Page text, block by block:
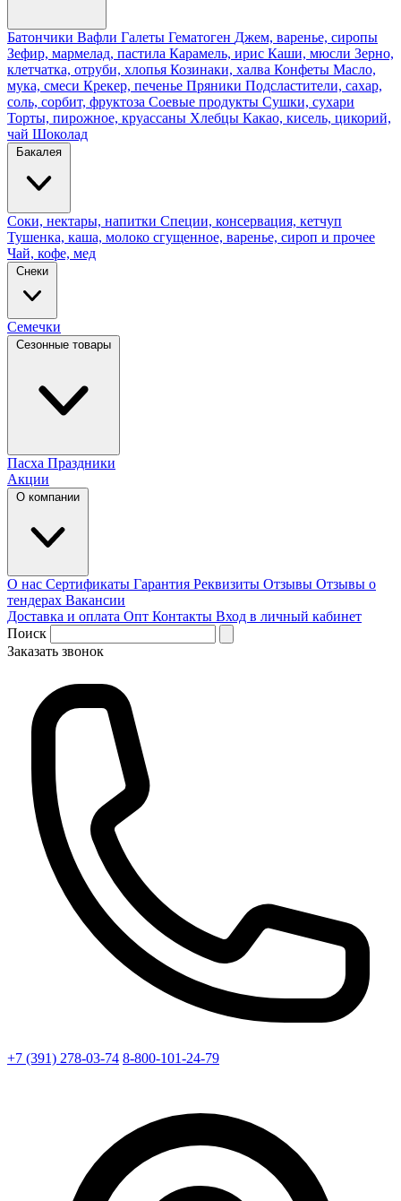
Батончики Вафли Галеты Гематоген Джем, варенье, сиропы
Зефир, мармелад, пастила Карамель, ирис Каши, мюсли Зерно,
клетчатка, отруби, хлопья Козинаки, халва Конфеты Масло,
мука, смеси Крекер, печенье Пряники Подсластители, сахар,
соль, сорбит, фруктоза Соевые продукты Сушки, сухари
Торты, пирожное, круассаны Хлебцы Какао, кисель, цикорий,
чай Шоколад
Бакалея
Соки, нектары, напитки Специи, консервация, кетчуп
Тушенка, каша, молоко сгущенное, варенье, сироп и прочее
Чай, кофе, мед
Снеки
Семечки
Сезонные товары
Пасха Праздники
Акции
О компании
О нас Сертификаты Гарантия Реквизиты Отзывы Отзывы о
тендерах Вакансии
Доставка и оплата Опт Контакты Вход в личный кабинет
Поиск
Заказать звонок
+7 (391) 278-03-74 8-800-101-24-79